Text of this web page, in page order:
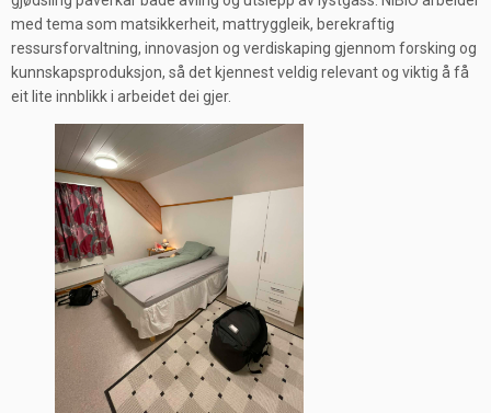
med tema som matsikkerheit, mattryggleik, berekraftig
ressursforvaltning, innovasjon og verdiskaping gjennom forsking og
kunnskapsproduksjon, så det kjennest veldig relevant og viktig å få
eit lite innblikk i arbeidet dei gjer.